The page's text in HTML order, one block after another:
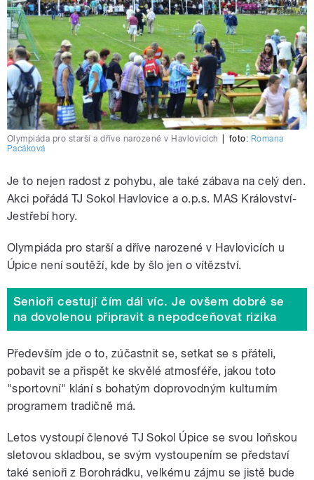
Olympiáda pro starší a dříve narozené v Havlovicích foto: Romana
Pacáková
Je to nejen radost z pohybu, ale také zábava na celý den.
Akci pořádá TJ Sokol Havlovice a o.p.s. MAS Království-
Jestřebí hory.
​Olympiáda pro starší a dříve narozené v Havlovicích u
Úpice není soutěží, kde by šlo jen o vítězství.
Senioři cestují čím dál víc. Je ovšem dobré se
na dovolenou připravit a nepodceňovat rizika
Především jde o to, zúčastnit se, setkat se s přáteli,
pobavit se a přispět ke skvělé atmosféře, jakou toto
"sportovní" klání s bohatým doprovodným kulturním
programem tradičně má.
Letos vystoupí členové TJ Sokol Úpice se svou loňskou
sletovou skladbou, se svým vystoupením se představí
také senioři z Borohrádku, velkému zájmu se jistě bude